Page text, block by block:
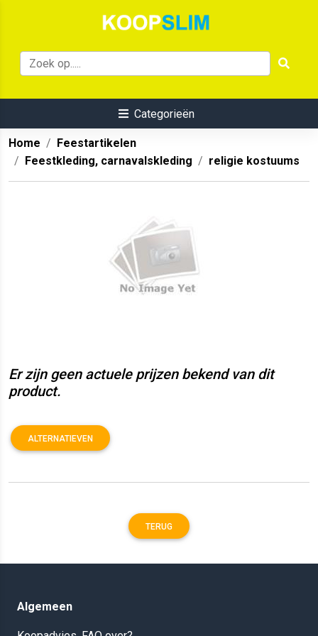
Categorieën
Home
Feestartikelen
Feestkleding, carnavalskleding
religie kostuums
Er zijn geen actuele prijzen bekend van dit
product.
ALTERNATIEVEN
TERUG
Algemeen